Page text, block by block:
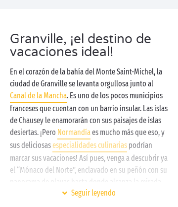
Granville, ¡el destino de
vacaciones ideal!
En el corazón de la bahía del Monte Saint-Michel, la
ciudad de Granville se levanta orgullosa junto al
Canal de la Mancha. Es uno de los pocos municipios
franceses que cuentan con un barrio insular. Las islas
de Chausey le enamorarán con sus paisajes de islas
desiertas. ¡Pero Normandíaes mucho más que eso, y
sus deliciosasespecialidades culinarias podrían
marcar sus vacaciones! Así pues, venga a descubrir ya
el “Mónaco del Norte”, enclavado en su peñón con su
Seguir leyendo